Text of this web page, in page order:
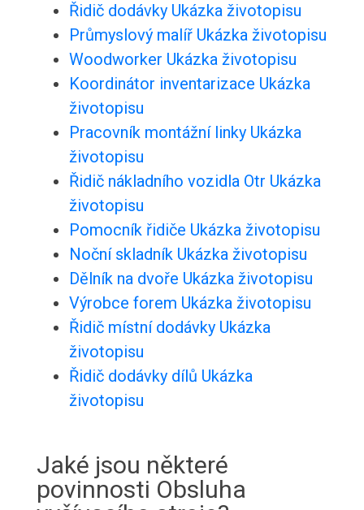
Řidič dodávky Ukázka životopisu
Průmyslový malíř Ukázka životopisu
Woodworker Ukázka životopisu
Koordinátor inventarizace Ukázka
životopisu
Pracovník montážní linky Ukázka
životopisu
Řidič nákladního vozidla Otr Ukázka
životopisu
Pomocník řidiče Ukázka životopisu
Noční skladník Ukázka životopisu
Dělník na dvoře Ukázka životopisu
Výrobce forem Ukázka životopisu
Řidič místní dodávky Ukázka
životopisu
Řidič dodávky dílů Ukázka
životopisu
Jaké jsou některé
povinnosti Obsluha